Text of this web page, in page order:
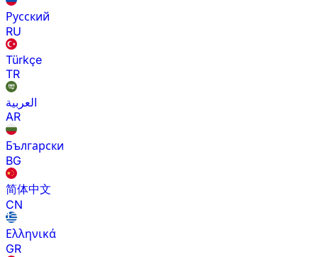
Русский
RU
Türkçe
TR
العربية
AR
Български
BG
简体中文
CN
Ελληνικά
GR